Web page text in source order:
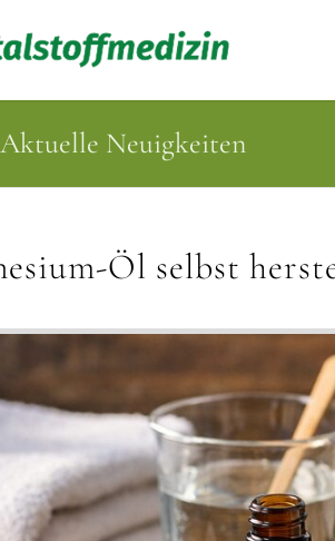
Neuigkeiten
Öl selbst